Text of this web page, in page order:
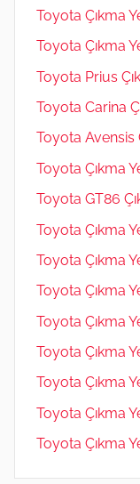
Toyota Çıkma
Toyota Çıkma
Toyota Prius
Toyota Carina
Toyota Avensis
Toyota Çıkma
Toyota GT86
Toyota Çıkma
Toyota Çıkma
Toyota Çıkma
Toyota Çıkma
Toyota Çıkma
Toyota Çıkma
Toyota Çıkma
Toyota Çıkma